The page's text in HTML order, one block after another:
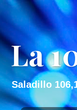
La
Saladillo